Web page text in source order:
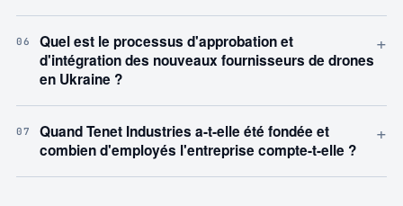
06
Quel est le processus d'approbation et
d'intégration des nouveaux fournisseurs de drones
en Ukraine ?
+
07
Quand Tenet Industries a-t-elle été fondée et
combien d'employés l'entreprise compte-t-elle ?
+